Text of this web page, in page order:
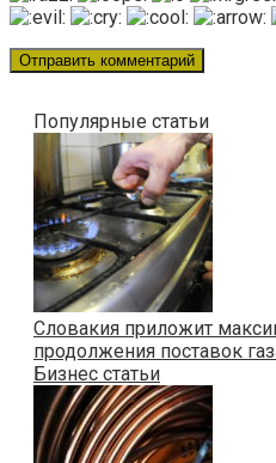
Популярные статьи
Словакия приложит
продолжения поставок
Бизнес статьи